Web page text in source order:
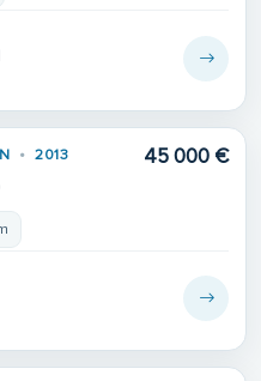
2013 45 000 €